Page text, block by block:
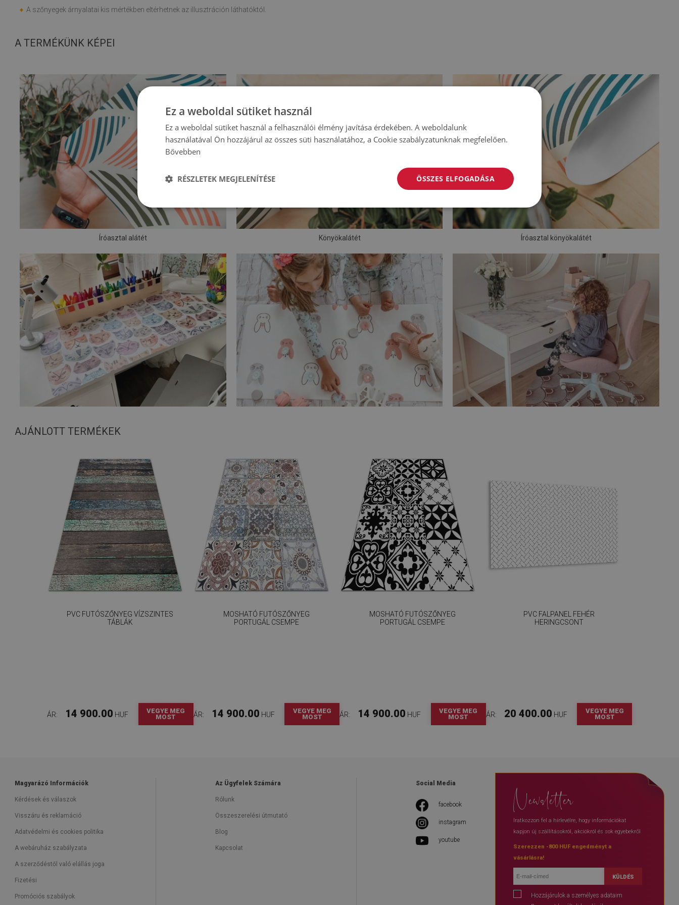
♦ A szőnyegek árnyalatai kis mértékben eltérhetnek az illusztráción láthatóktól.
A TERMÉKÜNK KÉPEI
Íróasztal alátét Könyökalátét Íróasztal könyökalátét
AJÁNLOTT TERMÉKEK
PVC FUTÓSZŐNYEG VÍZSZINTES
TÁBLÁK
ÁR: 14 900.00 HUF
VEGYE MEG
MOST
MOSHATÓ FUTÓSZŐNYEG
PORTUGÁL CSEMPE
ÁR: 14 900.00 HUF
VEGYE MEG
MOST
MOSHATÓ FUTÓSZŐNYEG
PORTUGÁL CSEMPE
ÁR: 14 900.00 HUF
VEGYE MEG
MOST
PVC FALPANEL FEHÉR
HERINGCSONT
ÁR: 20 400.00 HUF
VEGYE MEG
MOST
Magyarázó Információk
Kérdések és válaszok
Visszáru és reklamáció
Adatvédelmi és cookies politika
A webáruház szabályzata
A szerződéstől való elállás joga
Fizetési
Promóciós szabályok
Az Ügyfelek Számára
Rólunk
Összeszerelési útmutató
Blog
Kapcsolat
Social Media
facebook
instagram
youtube
Newsletter
Iratkozzon fel a hírlevélre, hogy információkat
kapjon új szállításokról, akciókról és sok egyebekről
Szerezzen -800 HUF engedményt a
vásárlásra!
KÜLDÉS
Hozzájárulok a személyes adataim
Ez a weboldal sütiket használ
Ez a weboldal sütiket használ a felhasználói élmény javítása érdekében. A weboldalunk
használatával Ön hozzájárul az összes süti használatához, a Cookie szabályzatunknak megfelelően.
Bővebben
ÖSSZES ELFOGADÁSA
RÉSZLETEK MEGJELENÍTÉSE